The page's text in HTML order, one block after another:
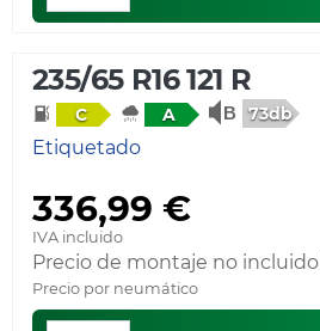
235/65 R16 121 R
C A 73db
Etiquetado
336,99 €
IVA incluido
Precio de montaje no incluido
Precio por neumático